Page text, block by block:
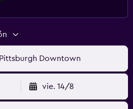
Downtown
vie. 14/8